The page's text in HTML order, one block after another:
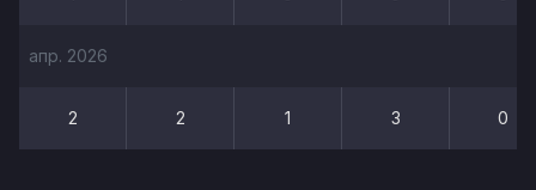
апр. 2026
2 2 1 3 0